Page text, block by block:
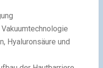
Hyaluronsäure und